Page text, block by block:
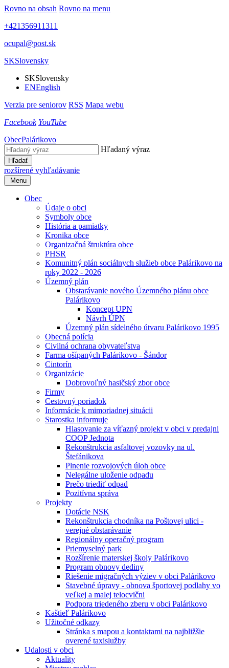
Rovno na obsah Rovno na menu
+421356911311
ocupal@post.sk
SKSlovensky
SKSlovensky
ENEnglish
Verzia pre seniorov RSS Mapa webu
Facebook YouTube
ObecPalárikovo
Hľadaný výraz
Hľadať
rozšírené vyhľadávanie
Menu
Obec
Údaje o obci
Symboly obce
História a pamiatky
Kronika obce
Organizačná štruktúra obce
PHSR
Komunitný plán sociálnych služieb obce Palárikovo na
roky 2022 - 2026
Územný plán
Obstarávanie nového Územného plánu obce
Palárikovo
Koncept UPN
Návrh ÚPN
Územný plán sídelného útvaru Palárikovo 1995
Obecná polícia
Civilná ochrana obyvateľstva
Farma ošípaných Palárikovo - Šándor
Cintorín
Organizácie
Dobrovoľný hasičský zbor obce
Firmy
Cestovný poriadok
Informácie k mimoriadnej situácii
Starostka informuje
Hlasovanie za víťazný projekt v obci v predajni
COOP Jednota
Rekonštrukcia asfaltovej vozovky na ul.
Štefánikova
Plnenie rozvojových úloh obce
Nelegálne uloženie odpadu
Prečo triediť odpad
Pozitívna správa
Projekty
Dotácie NSK
Rekonštrukcia chodníka na Poštovej ulici -
verejné obstarávanie
Regionálny operačný program
Priemyselný park
Rozšírenie materskej školy Palárikovo
Program obnovy dediny
Riešenie migračných výziev v obci Palárikovo
Stavebné úpravy - obnova športovej podlahy vo
veľkej a malej telocvični
Podpora triedeného zberu v obci Palárikovo
Kaštieľ Palárikovo
Užitočné odkazy
Stránka s mapou a kontaktami na najbližšie
overené taxislužby
Udalosti v obci
Aktuality